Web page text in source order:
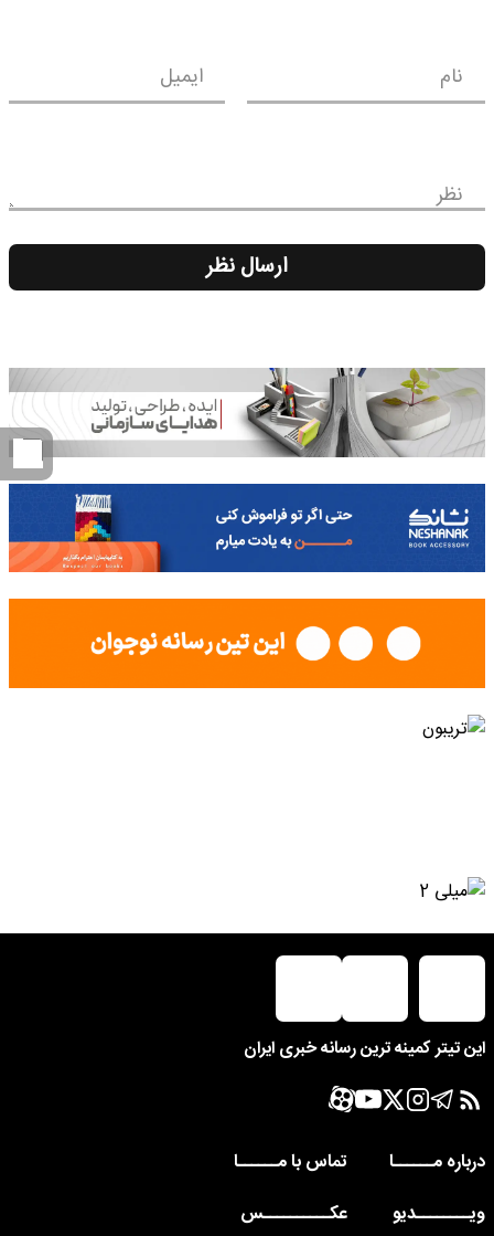
نام ایمیل
نظر
ارسال نظر
این تیتر کمینه ترین رسانه خبری ایران
درباره مــــــا
تماس با مــــــا
ویــــــــدیو
عکــــــــــس